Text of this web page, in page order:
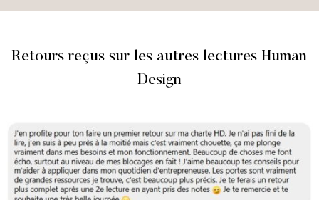
Retours reçus sur les autres lectures Human
Design